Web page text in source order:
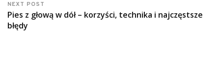
NEXT POST
Pies z głową w dół – korzyści, technika i najczęstsze
błędy